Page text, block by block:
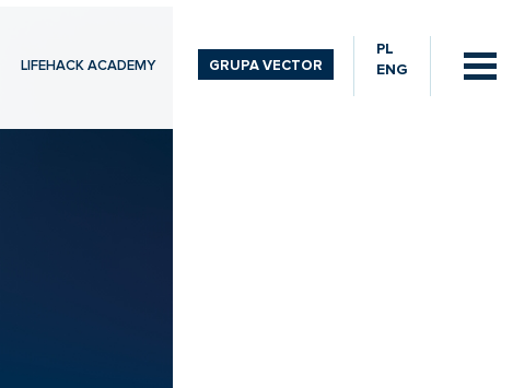
LIFEHACK ACADEMY GRUPA VECTOR
PL
ENG